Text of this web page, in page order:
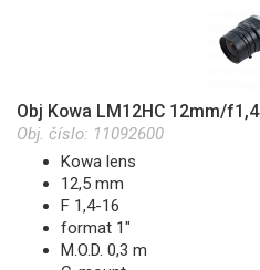
Obj Kowa LM12HC 12mm/f1,4
Obj. číslo: 11092600
Kowa lens
12,5 mm
F 1,4-16
format 1"
M.O.D. 0,3 m